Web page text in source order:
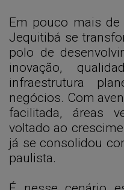
Em pouco mais de
Jequitibá se
polo de
inovação,
infraestrutura
negócios. Com
facilitada, áreas
voltado ao
já se consolidou
paulista.